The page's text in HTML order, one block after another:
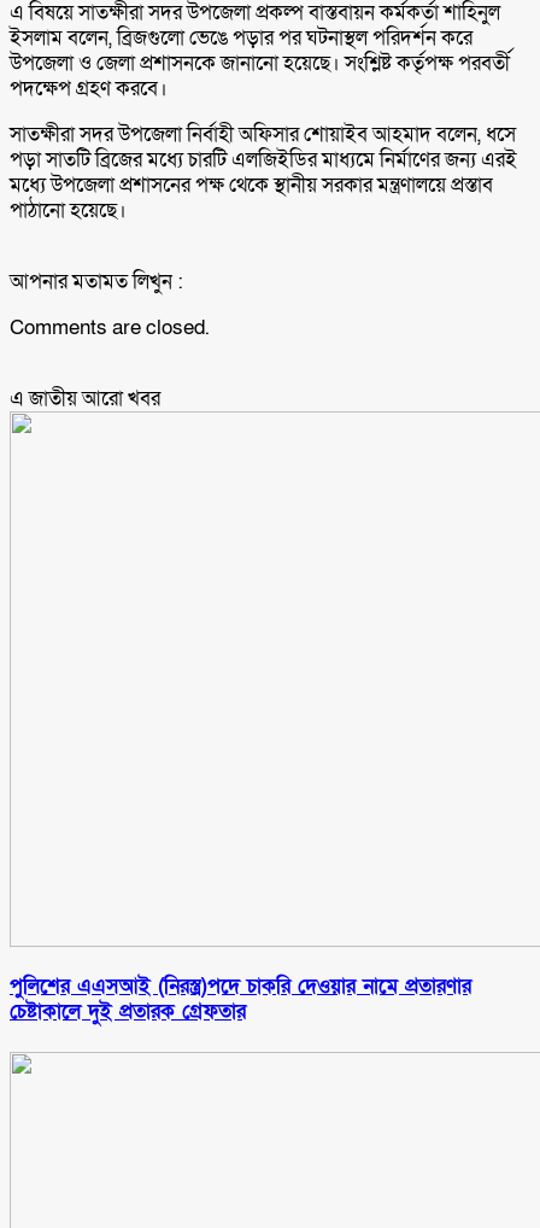
এ বিষয়ে সাতক্ষীরা সদর উপজেলা প্রকল্প বাস্তবায়ন কর্মকর্তা শাহিনুল
ইসলাম বলেন, ব্রিজগুলো ভেঙে পড়ার পর ঘটনাস্থল পরিদর্শন করে
উপজেলা ও জেলা প্রশাসনকে জানানো হয়েছে। সংশ্লিষ্ট কর্তৃপক্ষ পরবর্তী
পদক্ষেপ গ্রহণ করবে।
সাতক্ষীরা সদর উপজেলা নির্বাহী অফিসার শোয়াইব আহমাদ বলেন, ধসে
পড়া সাতটি ব্রিজের মধ্যে চারটি এলজিইডির মাধ্যমে নির্মাণের জন্য এরই
মধ্যে উপজেলা প্রশাসনের পক্ষ থেকে স্থানীয় সরকার মন্ত্রণালয়ে প্রস্তাব
পাঠানো হয়েছে।
আপনার মতামত লিখুন :
Comments are closed.
এ জাতীয় আরো ‍খবর
পুলিশের এএসআই (নিরস্ত্র)পদে চাকরি দেওয়ার নামে প্রতারণার
চেষ্টাকালে দুই প্রতারক গ্রেফতার